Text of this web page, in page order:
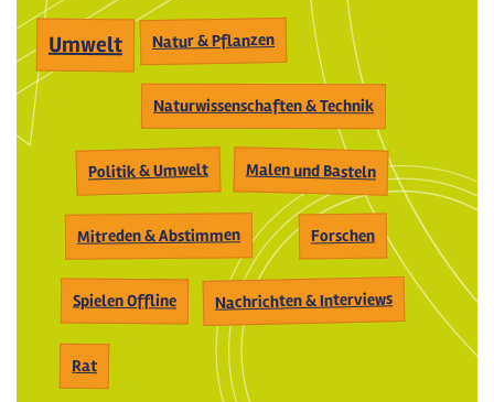
Umwelt Natur & Pflanzen
Naturwissenschaften & Technik
Politik & Umwelt Malen und Basteln
Mitreden & Abstimmen Forschen
Spielen Offline Nachrichten & Interviews
Rat